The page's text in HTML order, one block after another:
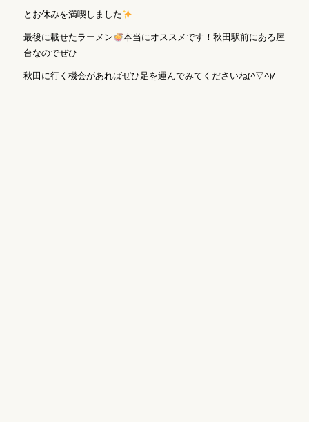
とお休みを満喫しました
最後に載せたラーメン
本当にオススメです！秋田駅前にある屋
台なのでぜひ
秋田に行く機会があればぜひ足を運んでみてくださいね(^▽^)/